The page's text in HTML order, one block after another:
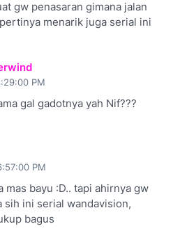
gw penasaran gimana jalan
menarik juga serial ini
PM
gal gadotnya yah Nif???
PM
mas bayu :D.. tapi ahirnya gw
sih ini serial wandavision,
bagus